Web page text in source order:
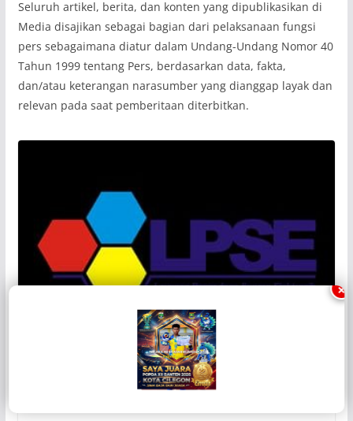
‎Seluruh artikel, berita, dan konten yang dipublikasikan di
Media disajikan sebagai bagian dari pelaksanaan fungsi
pers sebagaimana diatur dalam Undang-Undang Nomor 40
Tahun 1999 tentang Pers, berdasarkan data, fakta,
dan/atau keterangan narasumber yang dianggap layak dan
relevan pada saat pemberitaan diterbitkan.
PAPUA
BAU TAK SEDAP DI LPSE TELUK
×